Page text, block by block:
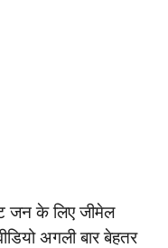
जन के लिए जीमेल
अगली बार बेहतर